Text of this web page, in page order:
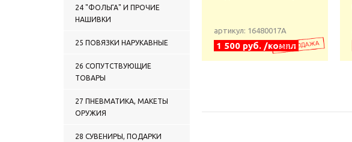
1624 НАШИВКИ НА ГРУДЬ
ВЫШИТЫЕ МЮ
ВЫШИТЫЕ МЧС
ВЫШИТЫЕ ОРГАНИЗАЦИИ,
ПРОЧИЕ
ВЫШИТЫЕ КАЗАЧЕСТВО
1628 НАШИВКИ НА ГРУДЬ
24 "ФОЛЬГА" И ПРОЧИЕ
НАШИВКИ
25 ПОВЯЗКИ НАРУКАВНЫЕ
26 СОПУТСТВУЮЩИЕ
ТОВАРЫ
27 ПНЕВМАТИКА, МАКЕТЫ
ОРУЖИЯ
28 СУВЕНИРЫ, ПОДАРКИ
артикул: 16480017А
1 500 руб. /компл